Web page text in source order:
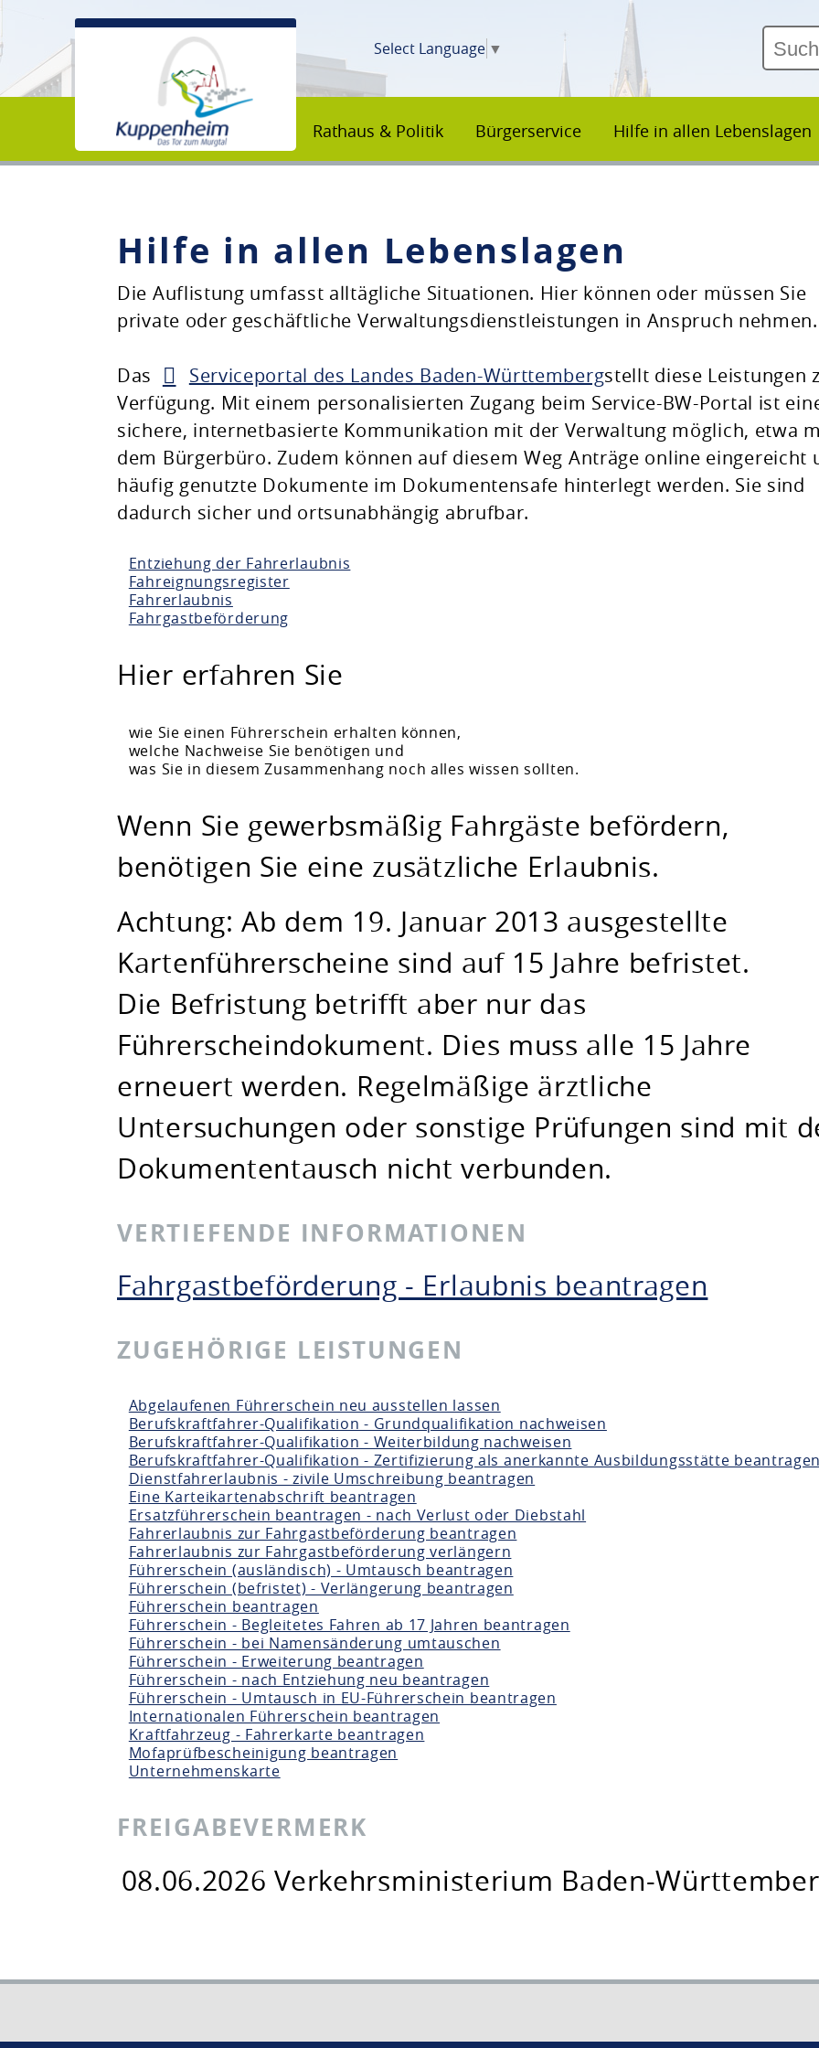
Select Language ▼
Rathaus & Politik Bürgerservice Hilfe in allen Lebenslagen
Unsere Stadt
Rathaus & Politik
Bildung & Erziehung
Planen & Bauen
Natur & Umwelt
Freizeit & Leben
Hilfe in allen Lebenslagen
Die Auflistung umfasst alltägliche Situationen. Hier können oder müssen Sie
private oder geschäftliche Verwaltungsdienstleistungen in Anspruch nehmen.
Das Serviceportal des Landes Baden-Württembergstellt diese Leistungen
Verfügung. Mit einem personalisierten Zugang beim Service-BW-Portal ist
sichere, internetbasierte Kommunikation mit der Verwaltung möglich, etwa
dem Bürgerbüro. Zudem können auf diesem Weg Anträge online eingereicht
häufig genutzte Dokumente im Dokumentensafe hinterlegt werden. Sie sind
dadurch sicher und ortsunabhängig abrufbar.
Entziehung der Fahrerlaubnis
Fahreignungsregister
Fahrerlaubnis
Fahrgastbeförderung
Hier erfahren Sie
wie Sie einen Führerschein erhalten können,
welche Nachweise Sie benötigen und
was Sie in diesem Zusammenhang noch alles wissen sollten.
Wenn Sie gewerbsmäßig Fahrgäste befördern,
benötigen Sie eine zusätzliche Erlaubnis.
Achtung: Ab dem 19. Januar 2013 ausgestellte
Kartenführerscheine sind auf 15 Jahre befristet.
Die Befristung betrifft aber nur das
Führerscheindokument. Dies muss alle 15 Jahre
erneuert werden. Regelmäßige ärztliche
Untersuchungen oder sonstige Prüfungen sind mit
Dokumententausch nicht verbunden.
VERTIEFENDE INFORMATIONEN
Fahrgastbeförderung - Erlaubnis beantragen
ZUGEHÖRIGE LEISTUNGEN
Abgelaufenen Führerschein neu ausstellen lassen
Berufskraftfahrer-Qualifikation - Grundqualifikation nachweisen
Berufskraftfahrer-Qualifikation - Weiterbildung nachweisen
Berufskraftfahrer-Qualifikation - Zertifizierung als anerkannte Ausbildungsstätte
Dienstfahrerlaubnis - zivile Umschreibung beantragen
Eine Karteikartenabschrift beantragen
Ersatzführerschein beantragen - nach Verlust oder Diebstahl
Fahrerlaubnis zur Fahrgastbeförderung beantragen
Fahrerlaubnis zur Fahrgastbeförderung verlängern
Führerschein (ausländisch) - Umtausch beantragen
Führerschein (befristet) - Verlängerung beantragen
Führerschein beantragen
Führerschein - Begleitetes Fahren ab 17 Jahren beantragen
Führerschein - bei Namensänderung umtauschen
Führerschein - Erweiterung beantragen
Führerschein - nach Entziehung neu beantragen
Führerschein - Umtausch in EU-Führerschein beantragen
Internationalen Führerschein beantragen
Kraftfahrzeug - Fahrerkarte beantragen
Mofaprüfbescheinigung beantragen
Unternehmenskarte
FREIGABEVERMERK
08.06.2026 Verkehrsministerium Baden-